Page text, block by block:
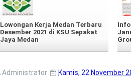
Lowongan Kerja Medan Terbaru
Desember 2021 di KSU Sepakat
Jaya Medan
Administrator Kamis, 22 November